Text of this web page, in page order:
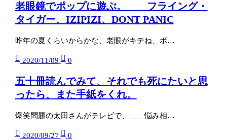
老眼鏡でポップに遊ぶ。＿＿フライング・
タイガー、IZIPIZI、DONT PANIC
昨年の夏くらいからかな、老眼がキテね、ボ…
2020/11/09 0
五十冊読んでみて、それでも死にたいと思
ったら、また手紙をくれ。
爆笑問題の太田さんがテレビで、＿＿悩み相…
2020/09/27 0